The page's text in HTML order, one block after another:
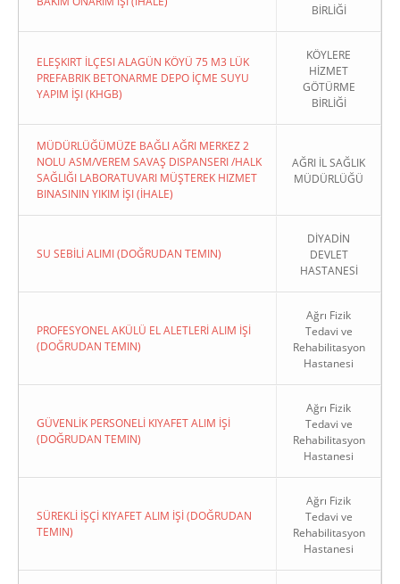
BİRLİĞİ
ELEŞKIRT İLÇESI ALAGÜN KÖYÜ 75 M3 LÜK
PREFABRIK BETONARME DEPO İÇME SUYU
YAPIM İŞI (KHGB)
KÖYLERE
HİZMET
GÖTÜRME
BİRLİĞİ
MÜDÜRLÜĞÜMÜZE BAĞLI AĞRI MERKEZ 2
NOLU ASM/VEREM SAVAŞ DISPANSERI /HALK
SAĞLIĞI LABORATUVARI MÜŞTEREK HIZMET
BINASININ YIKIM İŞI (İHALE)
AĞRI İL SAĞLIK
MÜDÜRLÜĞÜ
SU SEBİLİ ALIMI (DOĞRUDAN TEMIN)
DİYADİN
DEVLET
HASTANESİ
PROFESYONEL AKÜLÜ EL ALETLERİ ALIM İŞİ
(DOĞRUDAN TEMIN)
Ağrı Fizik
Tedavi ve
Rehabilitasyon
Hastanesi
GÜVENLİK PERSONELİ KIYAFET ALIM İŞİ
(DOĞRUDAN TEMIN)
Ağrı Fizik
Tedavi ve
Rehabilitasyon
Hastanesi
SÜREKLİ İŞÇİ KIYAFET ALIM İŞİ (DOĞRUDAN
TEMIN)
Ağrı Fizik
Tedavi ve
Rehabilitasyon
Hastanesi